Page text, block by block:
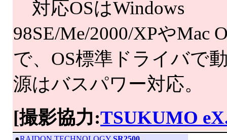
対応OSはWindows
98SE/Me/2000/XPやMac
で、OS標準ドライバで
源はバスパワー対応。
[撮影協力:TSUKUMO